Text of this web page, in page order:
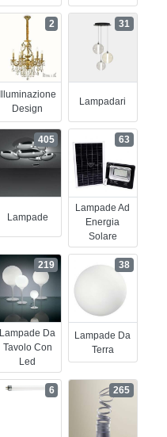
Illuminazione
Design
2
Lampadari
31
Lampade
405
Lampade Ad
Energia
Solare
63
Lampade Da
Tavolo Con
Led
219
Lampade Da
Terra
38
6 265